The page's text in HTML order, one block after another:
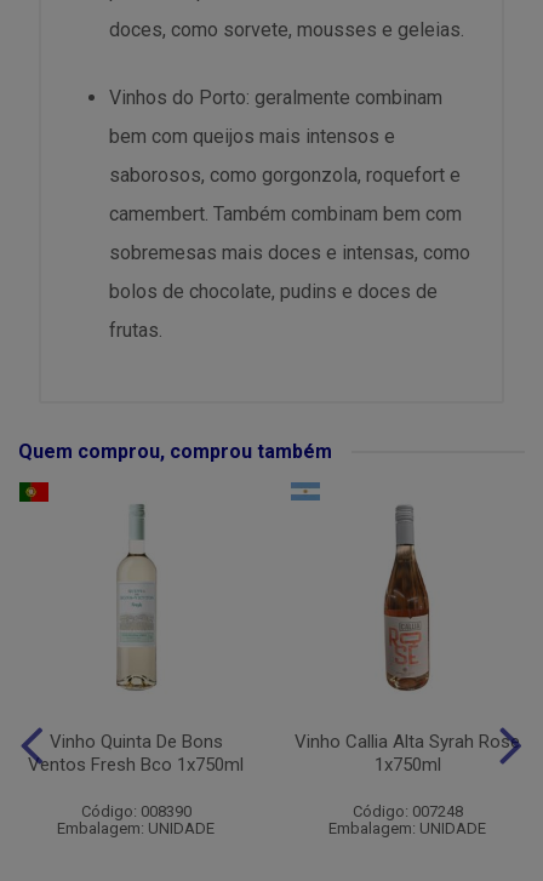
doces, como sorvete, mousses e geleias.
Vinhos do Porto: geralmente combinam
bem com queijos mais intensos e
saborosos, como gorgonzola, roquefort e
camembert. Também combinam bem com
sobremesas mais doces e intensas, como
bolos de chocolate, pudins e doces de
frutas.
Quem comprou, comprou também
Vinho Quinta De Bons
Ventos Fresh Bco 1x750ml
Código: 008390
Embalagem: UNIDADE
Vinho Callia Alta Syrah Rose
1x750ml
Código: 007248
Embalagem: UNIDADE